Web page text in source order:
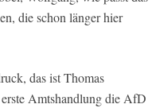
die schon länger hier
das ist Thomas
Amtshandlung die AfD